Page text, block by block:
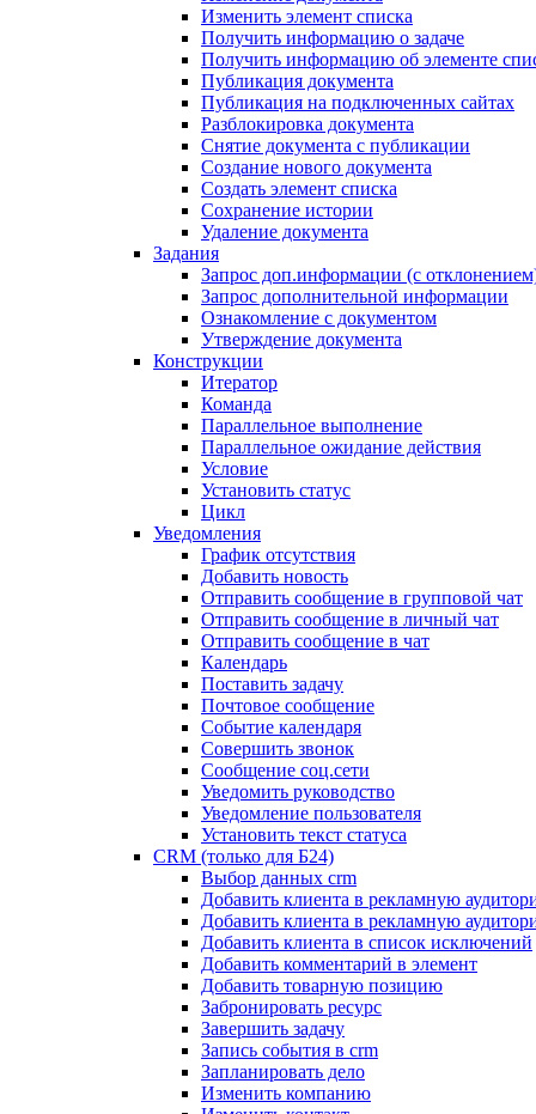
Изменить элемент списка
Получить информацию о задаче
Получить информацию об элементе
Публикация документа
Публикация на подключенных сайтах
Разблокировка документа
Снятие документа с публикации
Создание нового документа
Создать элемент списка
Сохранение истории
Удаление документа
Задания
Запрос доп.информации (с
Запрос дополнительной информации
Ознакомление с документом
Утверждение документа
Конструкции
Итератор
Команда
Параллельное выполнение
Параллельное ожидание действия
Условие
Установить статус
Цикл
Уведомления
График отсутствия
Добавить новость
Отправить сообщение в групповой чат
Отправить сообщение в личный чат
Отправить сообщение в чат
Календарь
Поставить задачу
Почтовое сообщение
Событие календаря
Совершить звонок
Сообщение соц.сети
Уведомить руководство
Уведомление пользователя
Установить текст статуса
CRM (только для Б24)
Выбор данных crm
Добавить клиента в рекламную
Добавить клиента в рекламную
Добавить клиента в список исключений
Добавить комментарий в элемент
Добавить товарную позицию
Забронировать ресурс
Завершить задачу
Запись события в crm
Запланировать дело
Изменить компанию